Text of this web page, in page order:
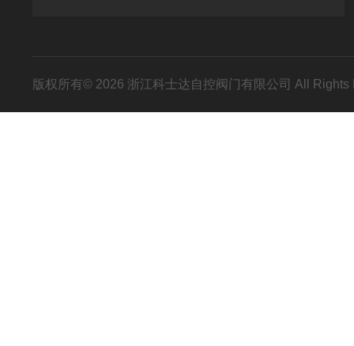
版权所有© 2026 浙江科士达自控阀门有限公司 All